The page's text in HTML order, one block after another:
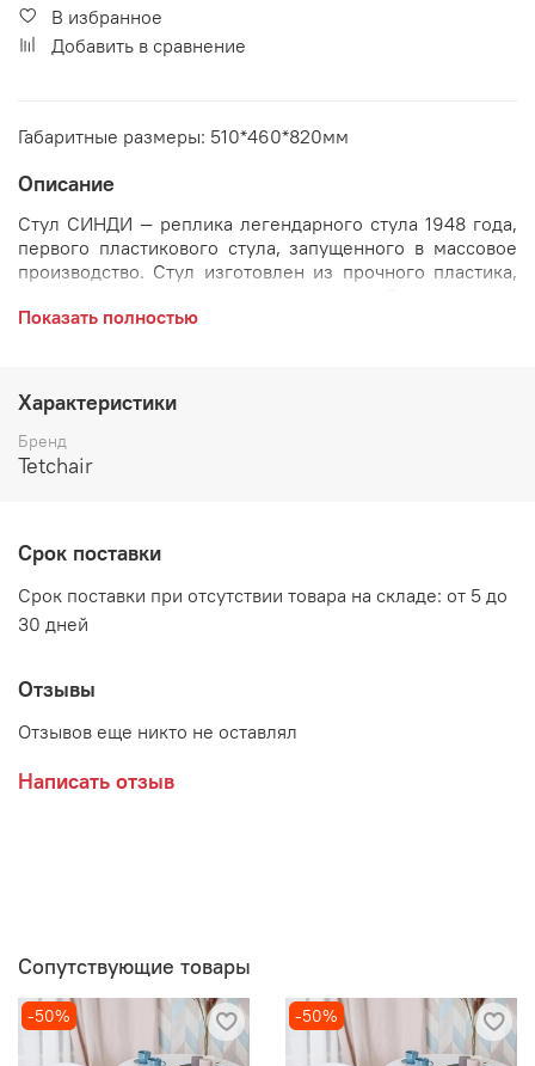
В избранное
Добавить в сравнение
Габаритные размеры: 510*460*820мм
Описание
Стул СИНДИ ― реплика легендарного стула 1948 года,
первого пластикового стула, запущенного в массовое
производство. Стул изготовлен из прочного пластика,
перекладины, соединяющие их, делают стул
каждого помещения
Габаритные размеры:
Материал:
Показать полностью
Характеристики
Бренд
Tetchair
Срок поставки
Срок поставки при отсутствии товара на складе: от 5 до
30 дней
Отзывы
Отзывов еще никто не оставлял
Написать отзыв
Сопутствующие товары
-50% -50%